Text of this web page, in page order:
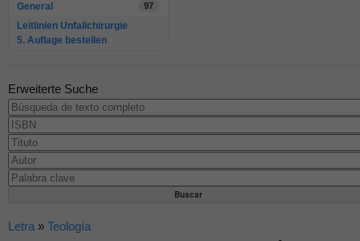
General 97
Leitlinien Unfallchirurgie
5. Auflage bestellen
Erweiterte Suche
Letra » Teología